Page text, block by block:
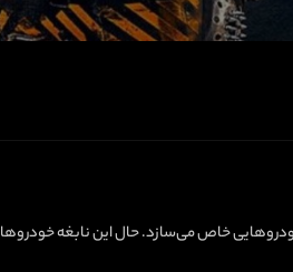
خاص می‌سازد. حال این نابغه‌ خودروها